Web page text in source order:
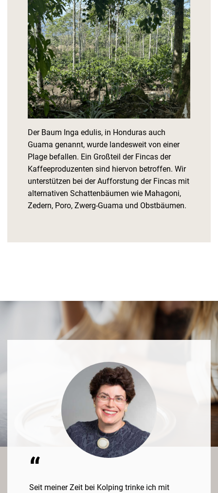
Der Baum Inga edulis, in Honduras auch
Guama genannt, wurde landesweit von einer
Plage befallen. Ein Großteil der Fincas der
Kaffeeproduzenten sind hiervon betroffen. Wir
unterstützen bei der Aufforstung der Fincas mit
alternativen Schattenbäumen wie Mahagoni,
Zedern, Poro, Zwerg-Guama und Obstbäumen.
“
Seit meiner Zeit bei Kolping trinke ich mit